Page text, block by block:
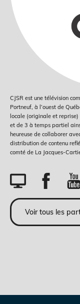
CJSR est une télévision
Portneuf, à l’ouest de
locale (originale et
et de 3 à temps partiel
heureuse de collaborer
distribution de contenu
comté de La Jacques-
Voir tous les